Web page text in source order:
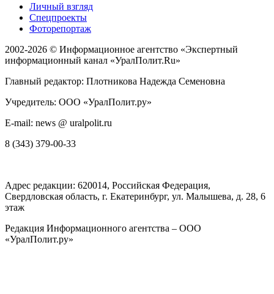
Личный взгляд
Спецпроекты
Фоторепортаж
2002-2026 © Информационное агентство «Экспертный
информационный канал «УралПолит.Ru»
Главный редактор: Плотникова Надежда Семеновна
Учредитель: ООО «УралПолит.ру»
E-mail: news @ uralpolit.ru
8 (343) 379-00-33
Адрес редакции: 620014, Российская Федерация,
Свердловская область, г. Екатеринбург, ул. Малышева, д. 28, 6
этаж
Редакция Информационного агентства – ООО
«УралПолит.ру»